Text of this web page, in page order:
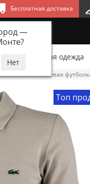
—
?
Бесплатная доставка
Мужская одежда
и поло Бежевая
Топ